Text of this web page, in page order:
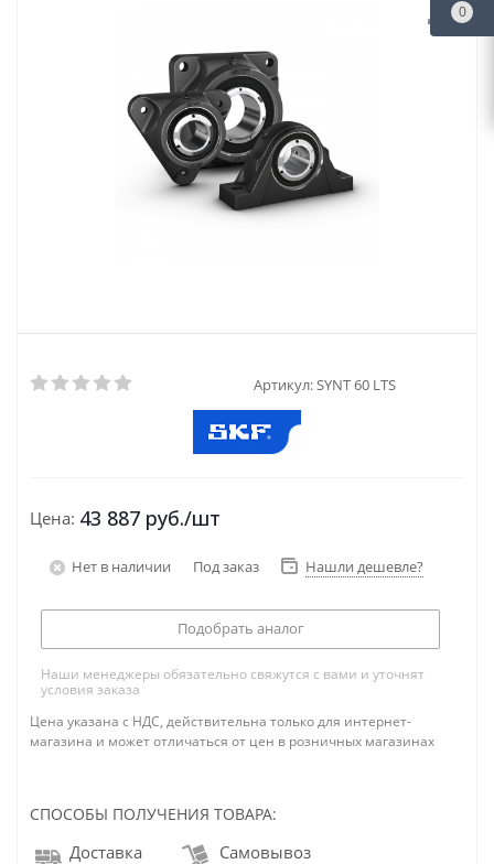
Артикул: SYNT 60 LTS
Цена: 43 887 руб./шт
Нет в наличии Под заказ Нашли дешевле?
Подобрать аналог
Наши менеджеры обязательно свяжутся с вами и уточнят
условия заказа
Цена указана с НДС, действительна только для интернет-
магазина и может отличаться от цен в розничных магазинах
СПОСОБЫ ПОЛУЧЕНИЯ ТОВАРА:
Доставка Самовывоз
0